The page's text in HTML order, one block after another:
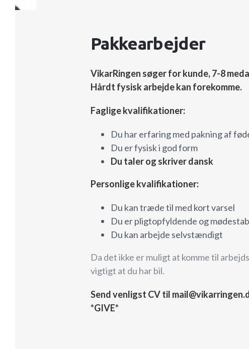
Pakkearbejder
VikarRingen søger for kunde, 7-8
Hårdt fysisk arbejde kan forekomme.
Faglige kvalifikationer:
Du har erfaring med pakning af
Du er fysisk i god form
Du taler og skriver dansk
Personlige kvalifikationer:
Du kan træde til med kort varsel
Du er pligtopfyldende og
Du kan arbejde selvstændigt
Da det ikke er muligt at komme til
vigtigt at du har bil.
Send venligst CV til
*GIVE*